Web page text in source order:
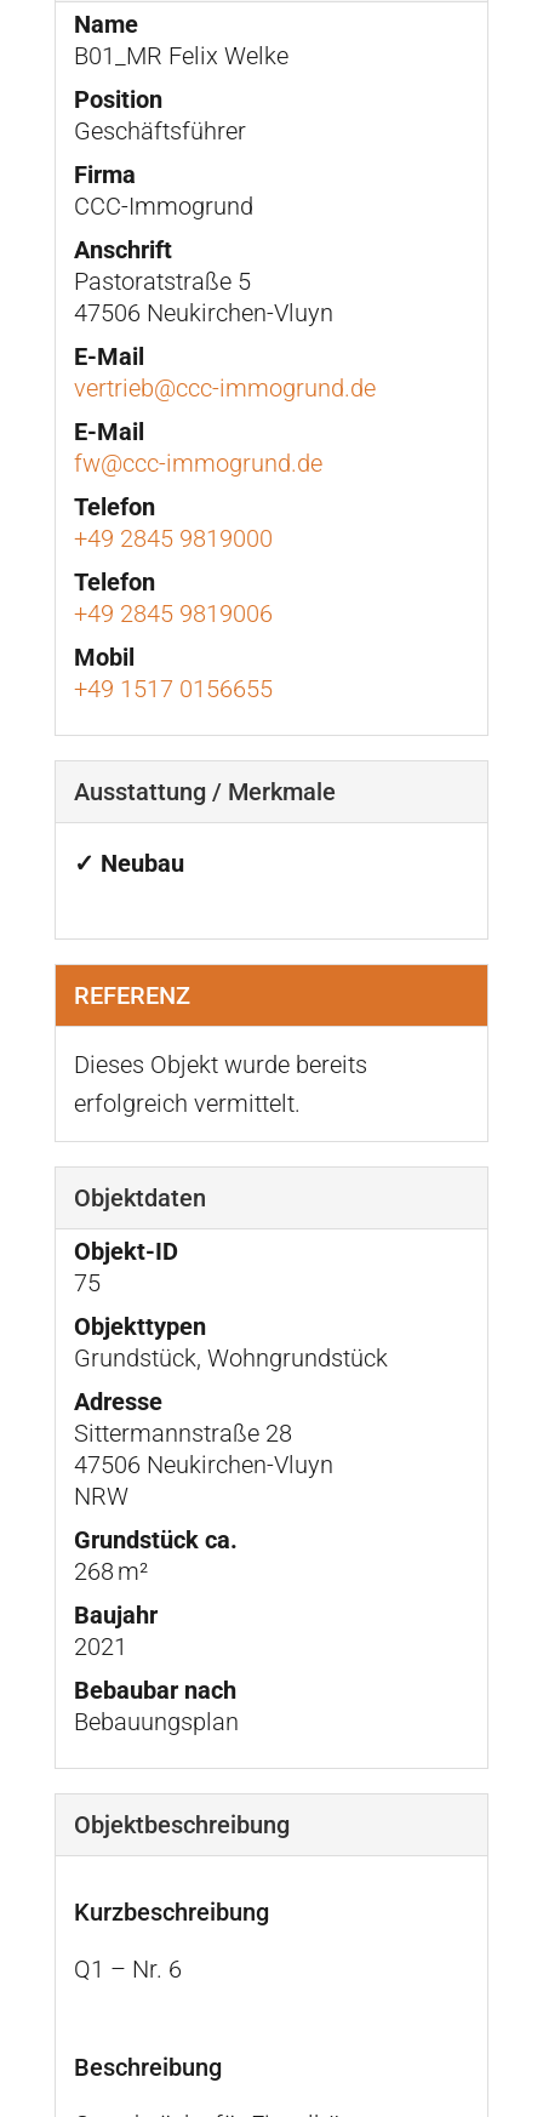
Name
B01_MR Felix Welke
Position
Geschäftsführer
Firma
CCC-Immogrund
Anschrift
Pastoratstraße 5
47506 Neukirchen-Vluyn
E-Mail
vertrieb@ccc-immogrund.de
E-Mail
fw@ccc-immogrund.de
Telefon
+49 2845 9819000
Telefon
+49 2845 9819006
Mobil
+49 1517 0156655
Ausstattung / Merkmale
✓ Neubau
REFERENZ
Dieses Objekt wurde bereits
erfolgreich vermittelt.
Objektdaten
Objekt-ID
75
Objekttypen
Grundstück, Wohngrundstück
Adresse
Sittermannstraße 28
47506 Neukirchen-Vluyn
NRW
Grund­stück ca.
268 m²
Baujahr
2021
Bebaubar nach
Bebauungsplan
Objekt­beschreibung
Kurzbeschreibung
Q1 – Nr. 6
Beschreibung